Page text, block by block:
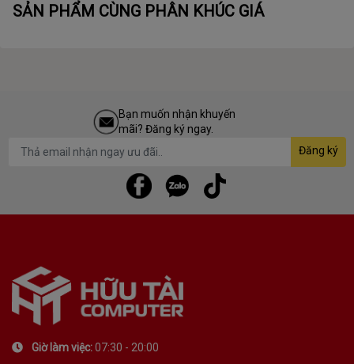
SẢN PHẨM CÙNG PHÂN KHÚC GIÁ
Bạn muốn nhận khuyến
mãi? Đăng ký ngay.
Đăng ký
Giờ làm việc:07:30 - 20:00